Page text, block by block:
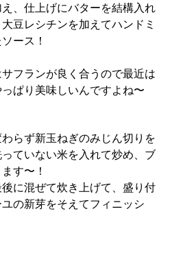
、仕上げにバターを結構入れ
豆レシチンを加えてハンドミ
ース！⁡
フランが良く合うので最近は
ぱり美味しいんですよね〜⁡
らず新玉ねぎのみじん切りを
ていない米を入れて炒め、ブ
す〜！⁡
に混ぜて炊き上げて、盛り付
の新芽をそえてフィニッシ